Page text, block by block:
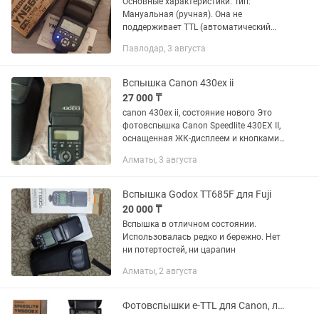
Мануальная (ручная). Она не
поддерживает TTL (автоматический
импульса нужно выставлять вручную
Встроенный...
Павлодар, 3 августа
Вспышка Canon 430ex ii
27 000 ₸
canon 430ex ii, состояние нового Это
фотовспышка Canon Speedlite 430EX II,
оснащенная ЖК-дисплеем и кнопками
панели.Устройство предназначено для
Алматы, 3 августа
Вспышка Godox TT685F для Fuji
20 000 ₸
Вспышка в отличном состоянии.
Использовалась редко и бережно. Нет
ни потертостей, ни царапин
Алматы, 2 августа
Фотовспышки e-TTL для Canon, либо i-TTL для Nikon. Б/у